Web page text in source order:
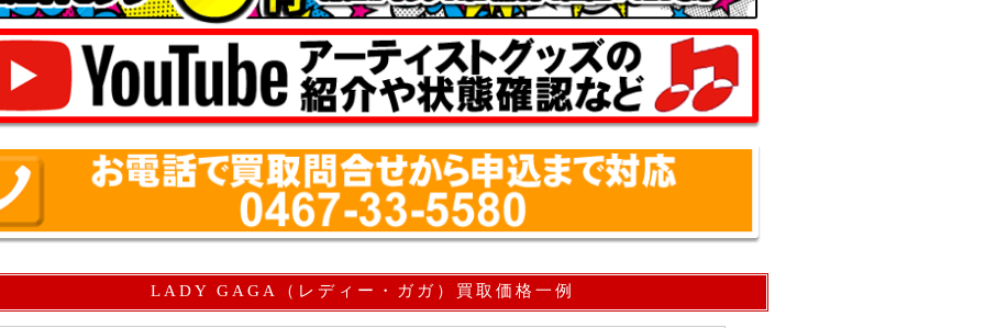
LADY GAGA（レディー・ガガ）買取価格一例